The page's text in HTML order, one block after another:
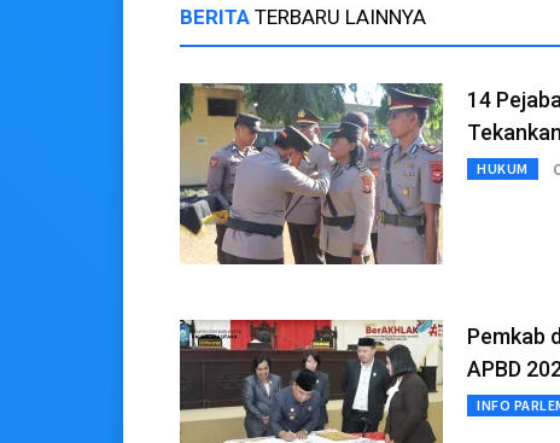
BERITA TERBARU LAINNYA
14
HUKUM
Pemkab
APBD
INFO